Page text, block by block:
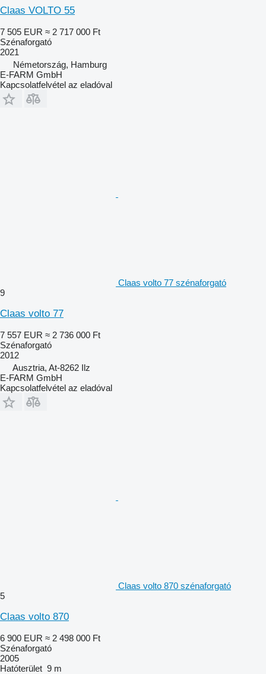
Claas VOLTO 55
7 505 EUR ≈ 2 717 000 Ft
Szénaforgató
2021
Németország, Hamburg
E-FARM GmbH
Kapcsolatfelvétel az eladóval
Claas volto 77 szénaforgató
9
Claas volto 77
7 557 EUR ≈ 2 736 000 Ft
Szénaforgató
2012
Ausztria, At-8262 Ilz
E-FARM GmbH
Kapcsolatfelvétel az eladóval
Claas volto 870 szénaforgató
5
Claas volto 870
6 900 EUR ≈ 2 498 000 Ft
Szénaforgató
2005
Hatóterület 9 m